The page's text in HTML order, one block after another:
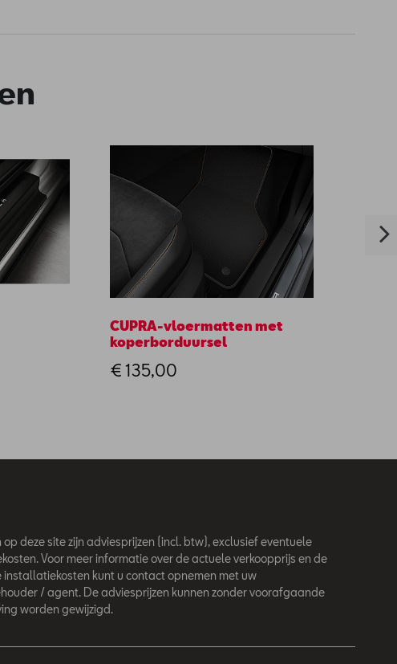
CUPRA-vloermatten met
koperborduursel
€ 135,00
op deze site zijn adviesprijzen (incl. btw), exclusief eventuele
Voor meer informatie over de actuele verkoopprijs en de
installatiekosten kunt u contact opnemen met uw
/ agent. De adviesprijzen kunnen zonder voorafgaande
worden gewijzigd.